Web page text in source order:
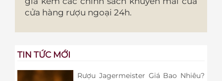
cửa hàng rượu ngoại 24h.
TIN TỨC MỚI
Rượu Jagermeister Giá Bao Nhiêu?